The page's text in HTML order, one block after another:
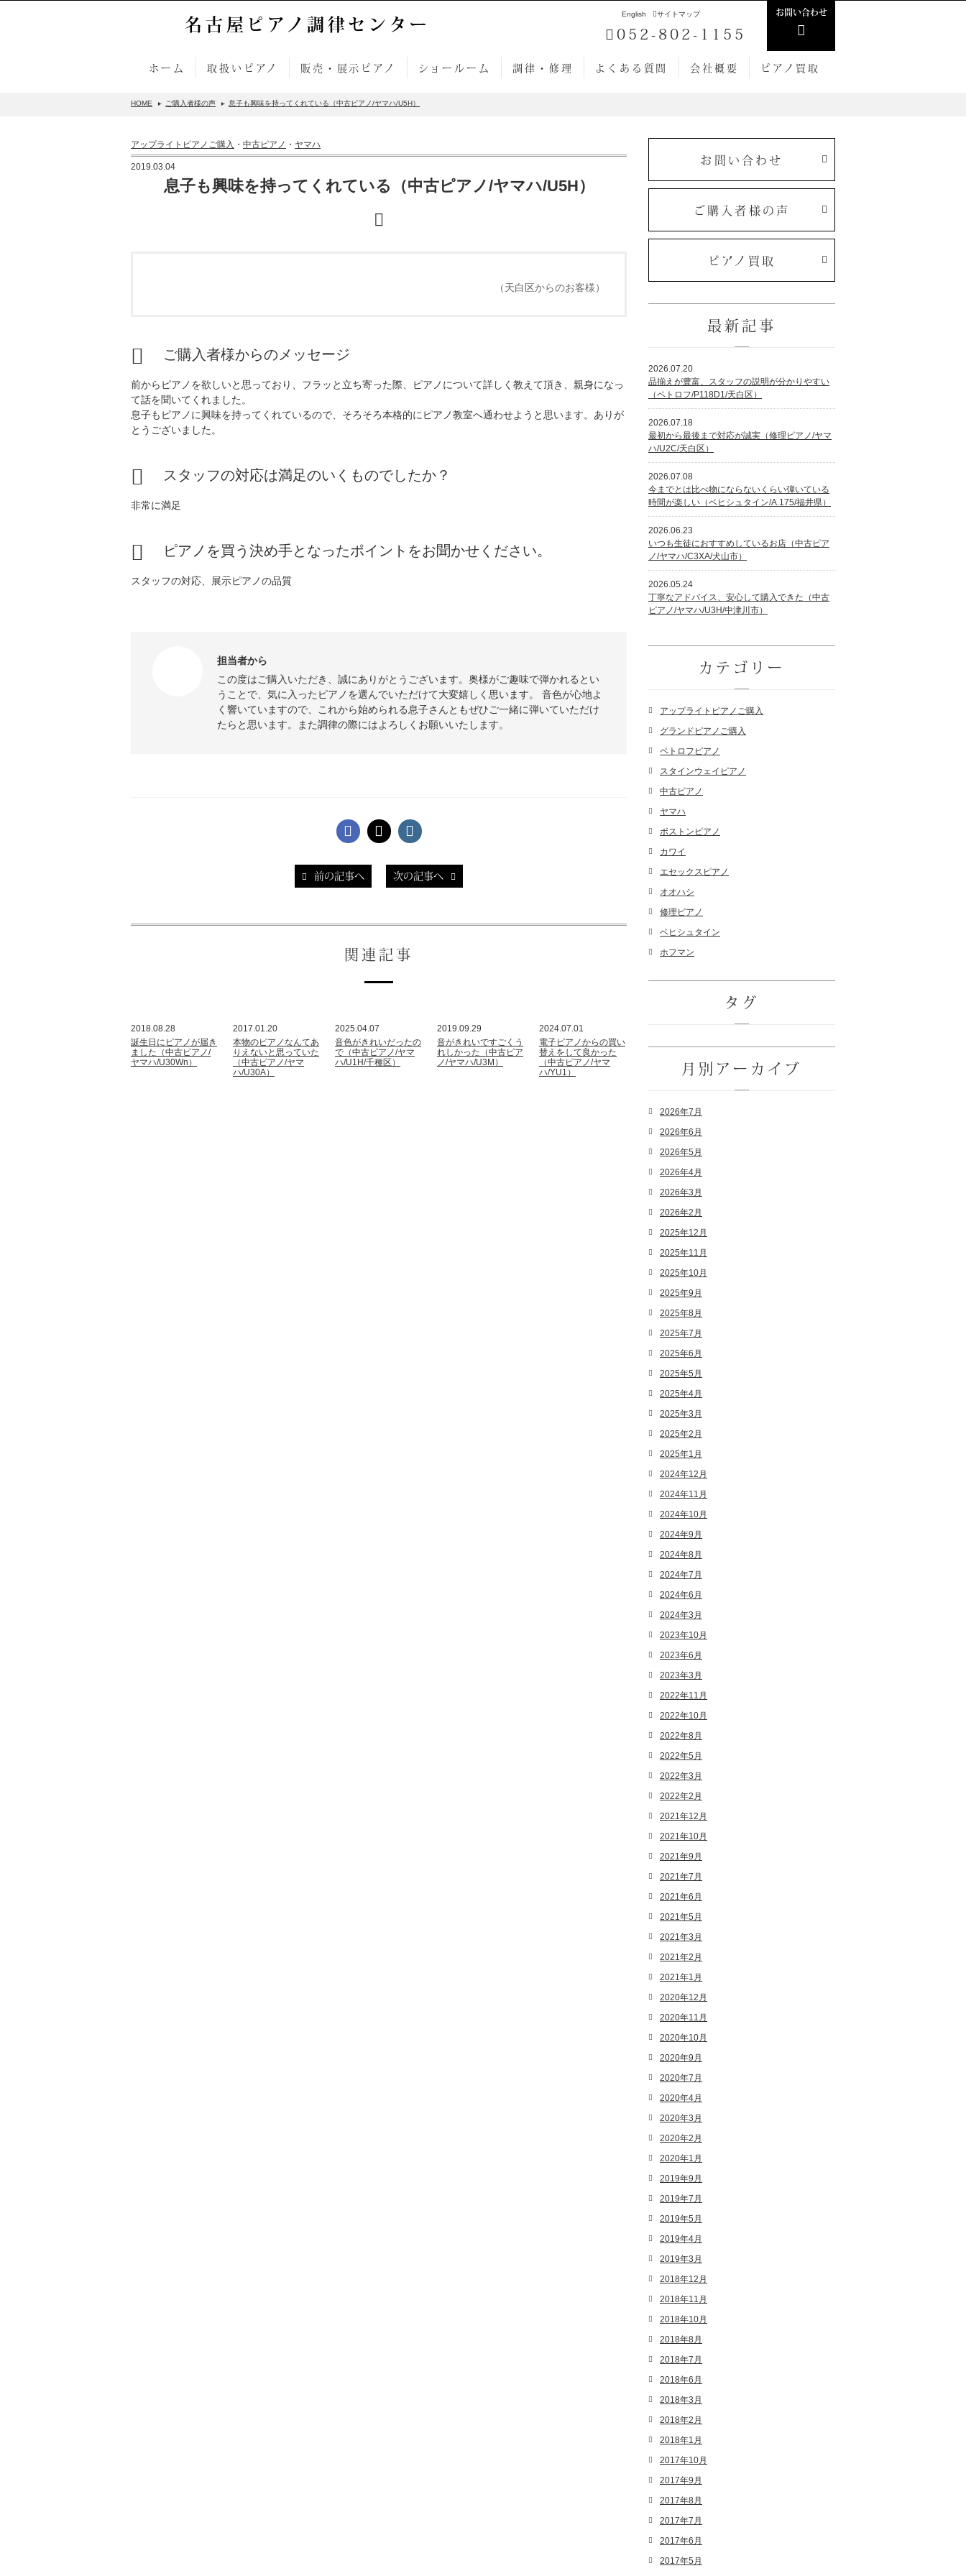
English サイトマップ
052-802-1155
お問い合わせ
名古屋ピアノ調律センター
ホーム 取扱いピアノ 販売・展示ピアノ ショールーム 調律・修理 よくある質問 会社概要 ピアノ買取
HOME ご購入者様の声 息子も興味を持ってくれている（中古ピアノ/ヤマハ/U5H）
アップライトピアノご購入 ・ 中古ピアノ ・ ヤマハ
2019.03.04
息子も興味を持ってくれている（中古ピアノ/ヤマハ/U5H）
（天白区からのお客様）
ご購入者様からのメッセージ
前からピアノを欲しいと思っており、フラッと立ち寄った際、ピアノについて詳しく教えて頂き、親身になっ
て話を聞いてくれました。
息子もピアノに興味を持ってくれているので、そろそろ本格的にピアノ教室へ通わせようと思います。ありが
とうございました。
スタッフの対応は満足のいくものでしたか？
非常に満足
ピアノを買う決め手となったポイントをお聞かせください。
スタッフの対応、展示ピアノの品質
担当者から
この度はご購入いただき、誠にありがとうございます。奥様がご趣味で弾かれるとい
うことで、気に入ったピアノを選んでいただけて大変嬉しく思います。 音色が心地よ
く響いていますので、これから始められる息子さんともぜひご一緒に弾いていただけ
たらと思います。また調律の際にはよろしくお願いいたします。
前の記事へ 次の記事へ
関連記事
2018.08.28
誕生日にピアノが届き
ました（中古ピアノ/
ヤマハ/U30Wn）
2017.01.20
本物のピアノなんてあ
りえないと思っていた
（中古ピアノ/ヤマ
ハ/U30A）
2025.04.07
音色がきれいだったの
で（中古ピアノ/ヤマ
ハ/U1H/千種区）
2019.09.29
音がきれいですごくう
れしかった（中古ピア
ノ/ヤマハ/U3M）
2024.07.01
電子ピアノからの買い
替えをして良かった
（中古ピアノ/ヤマ
ハ/YU1）
お問い合わせ
ご購入者様の声
ピアノ買取
最新記事
2026.07.20
品揃えが豊富、スタッフの説明が分かりやすい
（ペトロフ/P118D1/天白区）
2026.07.18
最初から最後まで対応が誠実（修理ピアノ/ヤマ
ハ/U2C/天白区）
2026.07.08
今までとは比べ物にならないくらい弾いている
時間が楽しい（ベヒシュタイン/A.175/福井県）
2026.06.23
いつも生徒におすすめしているお店（中古ピア
ノ/ヤマハ/C3XA/犬山市）
2026.05.24
丁寧なアドバイス、安心して購入できた（中古
ピアノ/ヤマハ/U3H/中津川市）
カテゴリー
アップライトピアノご購入
グランドピアノご購入
ペトロフピアノ
スタインウェイピアノ
中古ピアノ
ヤマハ
ボストンピアノ
カワイ
エセックスピアノ
オオハシ
修理ピアノ
ベヒシュタイン
ホフマン
タグ
月別アーカイブ
2026年7月
2026年6月
2026年5月
2026年4月
2026年3月
2026年2月
2025年12月
2025年11月
2025年10月
2025年9月
2025年8月
2025年7月
2025年6月
2025年5月
2025年4月
2025年3月
2025年2月
2025年1月
2024年12月
2024年11月
2024年10月
2024年9月
2024年8月
2024年7月
2024年6月
2024年3月
2023年10月
2023年6月
2023年3月
2022年11月
2022年10月
2022年8月
2022年5月
2022年3月
2022年2月
2021年12月
2021年10月
2021年9月
2021年7月
2021年6月
2021年5月
2021年3月
2021年2月
2021年1月
2020年12月
2020年11月
2020年10月
2020年9月
2020年7月
2020年4月
2020年3月
2020年2月
2020年1月
2019年9月
2019年7月
2019年5月
2019年4月
2019年3月
2018年12月
2018年11月
2018年10月
2018年8月
2018年7月
2018年6月
2018年3月
2018年2月
2018年1月
2017年10月
2017年9月
2017年8月
2017年7月
2017年6月
2017年5月